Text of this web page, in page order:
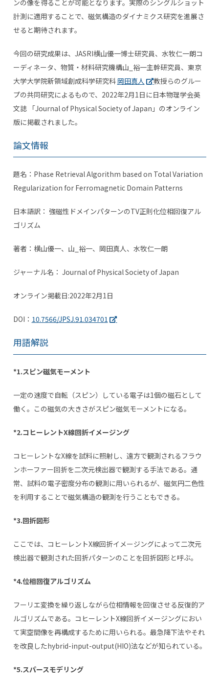
ンの像を得ることが可能となります。実際のシングルショット
計測に適用することで、磁気構造のダイナミクス研究を進展さ
せると期待されます。
今回の研究成果は、 JASRI横山優一博士研究員、水牧仁一朗コ
ーディネータ、物質・材料研究機構山_裕一主幹研究員、東京
大学大学院新領域創成科学研究科 岡田真人
教授らのグルー
プの共同研究によるもので、 2022年2月1 日に日本物理学会英
文誌 「Journal of Physical Society of Japan 」のオンライン
版に掲載されました。
論文情報
題名：Phase Retrieval Algorithm based on Total Variation
Regularization for Ferromagnetic Domain Patterns
日本語訳： 強磁性ドメインパターンのTV正則化位相回復アル
ゴリズム
著者：横山優一、山_裕一、岡田真人、水牧仁一朗
ジャーナル名： Journal of Physical Society of Japan
オンライン掲載日:2022年2月1日
DOI： 10.7566/JPSJ.91.034701
用語解説
*1.スピン磁気モーメント
一定の速度で自転（スピン）している電子は1個の磁石として
働く。この磁気の大きさがスピン磁気モーメントになる。
*2.コヒーレントX線回折イメージング
コヒーレントなX線を試料に照射し、遠方で観測されるフラウ
ンホーファー回折を二次元検出器で観測する手法である。通
常、試料の電子密度分布の観測に用いられるが、磁気円二色性
を利用することで磁気構造の観測を行うこともできる。
*3.回折図形
ここでは、コヒーレントX線回折イメージングによって二次元
検出器で観測された回折パターンのことを回折図形と呼ぶ。
*4.位相回復アルゴリズム
フーリエ変換を繰り返しながら位相情報を回復させる反復的ア
ルゴリズムである。コヒーレントX線回折イメージングにおい
て実空間像を再構成するために用いられる。最急降下法やそれ
を改良したhybrid-input-output(HIO)法などが知られている。
*5.スパースモデリング